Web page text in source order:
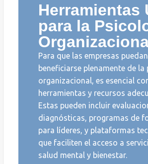
Herramientas
para la
Para que las empresas puedan
beneficiarse plenamente de la
organizacional, es esencial
herramientas y recursos
Estas pueden incluir
diagnósticas, programas de
para líderes, y plataformas
que faciliten el acceso a
salud mental y bienestar.